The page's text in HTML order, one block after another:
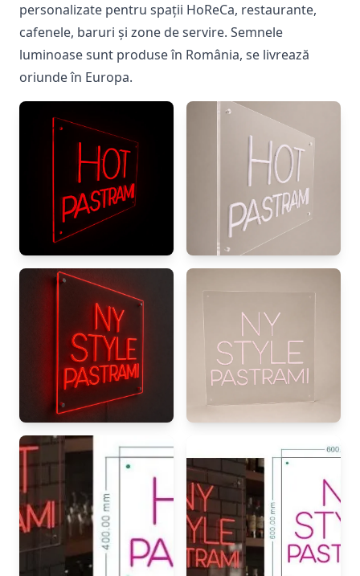
personalizate pentru spații HoReCa, restaurante,
cafenele, baruri și zone de servire. Semnele
luminoase sunt produse în România, se livrează
oriunde în Europa.